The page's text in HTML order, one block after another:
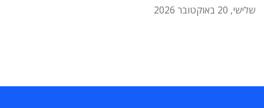
שלישי, 20 באוקטובר 2026